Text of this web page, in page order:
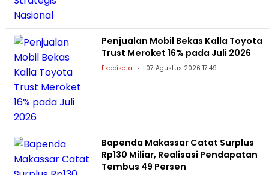
Penjualan Mobil Bekas Kalla Toyota
Trust Meroket 16% pada Juli 2026
Ekobisata 07 Agustus 2026 17:49
Bapenda Makassar Catat Surplus
Rp130 Miliar, Realisasi Pendapatan
Tembus 49 Persen